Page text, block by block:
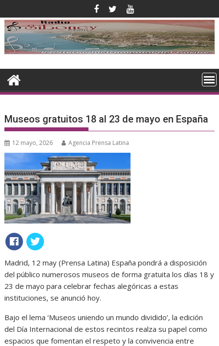
al
contenido
Museos gratuitos 18 al 23 de mayo en España
12 mayo, 2026 Agencia Prensa Latina
Madrid, 12 may (Prensa Latina) España pondrá a disposición
del público numerosos museos de forma gratuita los días 18 y
23 de mayo para celebrar fechas alegóricas a estas
instituciones, se anunció hoy.
Bajo el lema ‘Museos uniendo un mundo dividido’, la edición
del Día Internacional de estos recintos realza su papel como
espacios que fomentan el respeto y la convivencia entre